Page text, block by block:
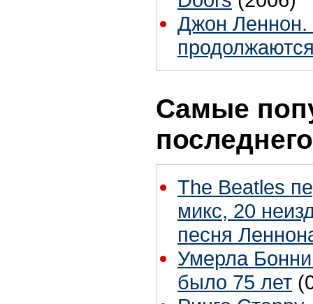
Джон Леннон.
Самые
The Beatles
микс, 20
песня
Умерла
было 75 лет